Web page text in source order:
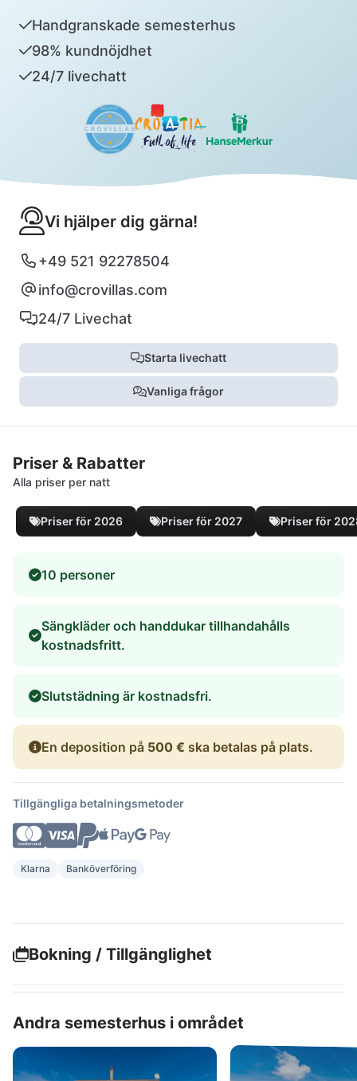
Handgranskade semesterhus
98% kundnöjdhet
24/7 livechatt
Vi hjälper dig gärna!
+49 521 92278504
info@crovillas.com
24/7 Livechat
Starta livechatt
Vanliga frågor
Priser & Rabatter
Alla priser per natt
Priser för 2026 Priser för 2027 Priser för
10 personer
Sängkläder och handdukar tillhandahålls
kostnadsfritt.
Slutstädning är kostnadsfri.
En deposition på 500 € ska betalas på plats.
Tillgängliga betalningsmetoder
Klarna Banköverföring
Bokning / Tillgänglighet
Andra semesterhus i området